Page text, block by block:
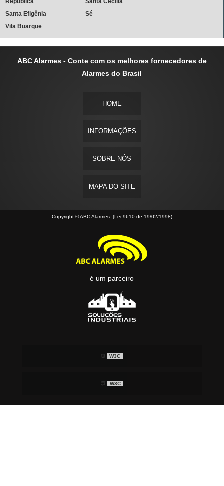
Santa Efigênia
Sé
Vila Buarque
ABC Alarmes - Conte com os melhores fornecedores de
Alarmes do Brasil
HOME
INFORMAÇÕES
SOBRE NÓS
MAPA DO SITE
Copyright © ABC Alarmes. (Lei 9610 de 19/02/1998)
é um parceiro
W3C
W3C